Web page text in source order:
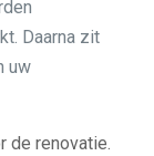
Daarna zit
uw
de renovatie.